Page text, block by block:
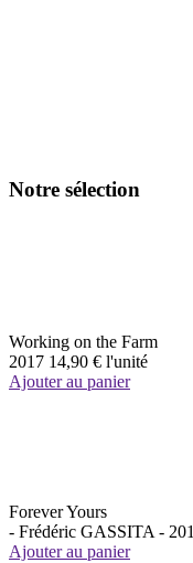
Notre sélection
Working on the Farm
2017 14,90 € l'unité
Ajouter au panier
Forever Yours
- Frédéric GASSITA -
Ajouter au panier